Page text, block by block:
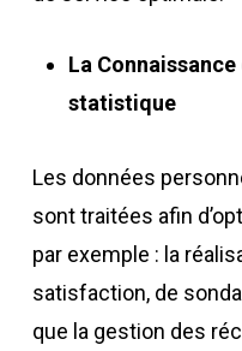
La
statistique
Les données
sont traitées afin
par exemple : la
satisfaction, de
que la gestion des